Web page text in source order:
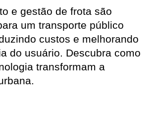
e gestão de frota são
um transporte público
custos e melhorando
do usuário. Descubra como
transformam a